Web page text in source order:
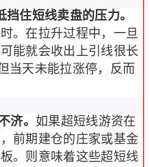
住短线卖盘的压力。
。在拉升过程中，一旦
能就会收出上引线很长
当天未能拉涨停，反而
济。如果超短线游资在
前期建仓的庄家或基金
。则意味着这些超短线